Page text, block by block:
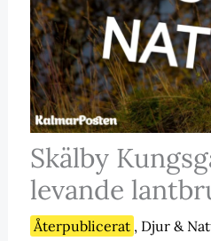
Skälby
levande
Återpublicerat , Djur &